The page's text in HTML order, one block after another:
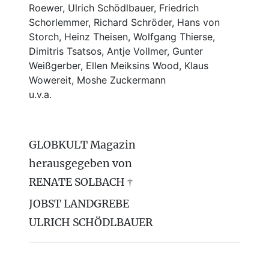
Roewer, Ulrich Schödlbauer, Friedrich
Schorlemmer, Richard Schröder, Hans von
Storch, Heinz Theisen, Wolfgang Thierse,
Dimitris Tsatsos, Antje Vollmer, Gunter
Weißgerber, Ellen Meiksins Wood, Klaus
Wowereit, Moshe Zuckermann
u.v.a.
GLOBKULT Magazin
herausgegeben von
RENATE SOLBACH †
JOBST LANDGREBE
ULRICH SCHÖDLBAUER